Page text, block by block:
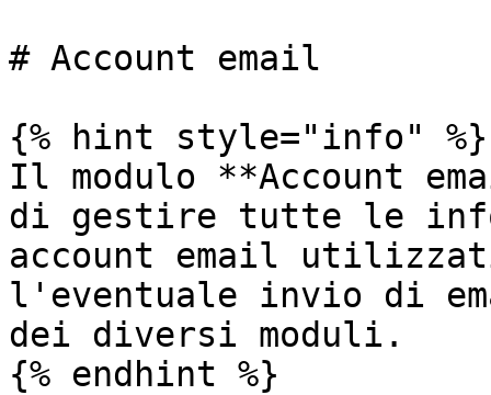
# Account email
{% hint style="info" %}
Il modulo **Account
di gestire tutte le
account email utilizzati
l'eventuale invio di
dei diversi moduli.
{% endhint %}